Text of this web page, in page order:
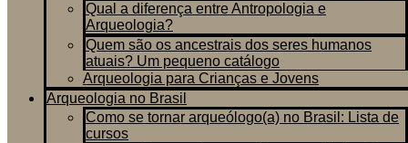
Qual a diferença entre Antropologia e
Arqueologia?
Quem são os ancestrais dos seres humanos
atuais? Um pequeno catálogo
Arqueologia para Crianças e Jovens
Arqueologia no Brasil
Como se tornar arqueólogo(a) no Brasil: Lista de
cursos